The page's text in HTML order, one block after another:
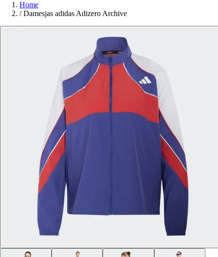
Home
/ Damesjas adidas Adizero Archive